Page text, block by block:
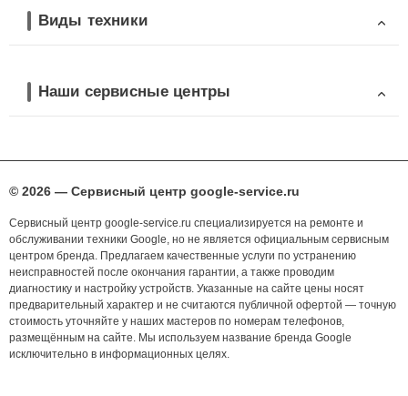
Виды техники
Наши сервисные центры
© 2026 — Сервисный центр google-service.ru
Сервисный центр google-service.ru специализируется на ремонте и
обслуживании техники Google, но не является официальным сервисным
центром бренда. Предлагаем качественные услуги по устранению
неисправностей после окончания гарантии, а также проводим
диагностику и настройку устройств. Указанные на сайте цены носят
предварительный характер и не считаются публичной офертой — точную
стоимость уточняйте у наших мастеров по номерам телефонов,
размещённым на сайте. Мы используем название бренда Google
исключительно в информационных целях.